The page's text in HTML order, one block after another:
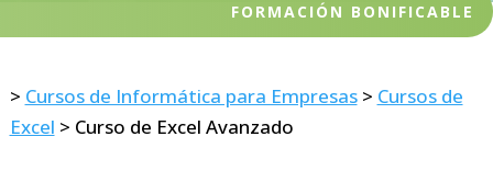
FORMACIÓN BONIFICABLE
> Cursos de Informática para Empresas> Cursos de
Excel > Curso de Excel Avanzado